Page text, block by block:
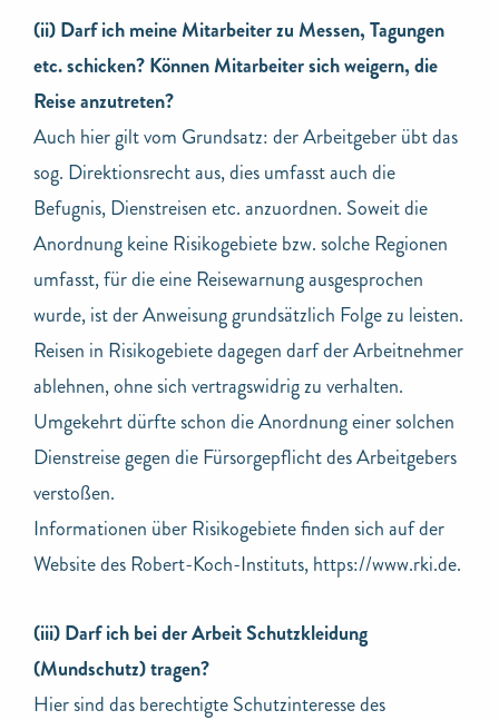
(ii) Darf ich meine Mitarbeiter zu Messen, Tagungen
etc. schicken? Können Mitarbeiter sich weigern, die
Reise anzutreten?
Auch hier gilt vom Grundsatz: der Arbeitgeber übt das
sog. Direktionsrecht aus, dies umfasst auch die
Befugnis, Dienstreisen etc. anzuordnen. Soweit die
Anordnung keine Risikogebiete bzw. solche Regionen
umfasst, für die eine Reisewarnung ausgesprochen
wurde, ist der Anweisung grundsätzlich Folge zu leisten.
Reisen in Risikogebiete dagegen darf der Arbeitnehmer
ablehnen, ohne sich vertragswidrig zu verhalten.
Umgekehrt dürfte schon die Anordnung einer solchen
Dienstreise gegen die Fürsorgepflicht des Arbeitgebers
verstoßen.
Informationen über Risikogebiete finden sich auf der
Website des Robert-Koch-Instituts, https://www.rki.de.
(iii) Darf ich bei der Arbeit Schutzkleidung
(Mundschutz) tragen?
Hier sind das berechtigte Schutzinteresse des